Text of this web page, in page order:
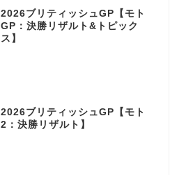
2026ブリティッシュGP【モト
GP：決勝リザルト&トピック
ス】
2026ブリティッシュGP【モト
2：決勝リザルト】